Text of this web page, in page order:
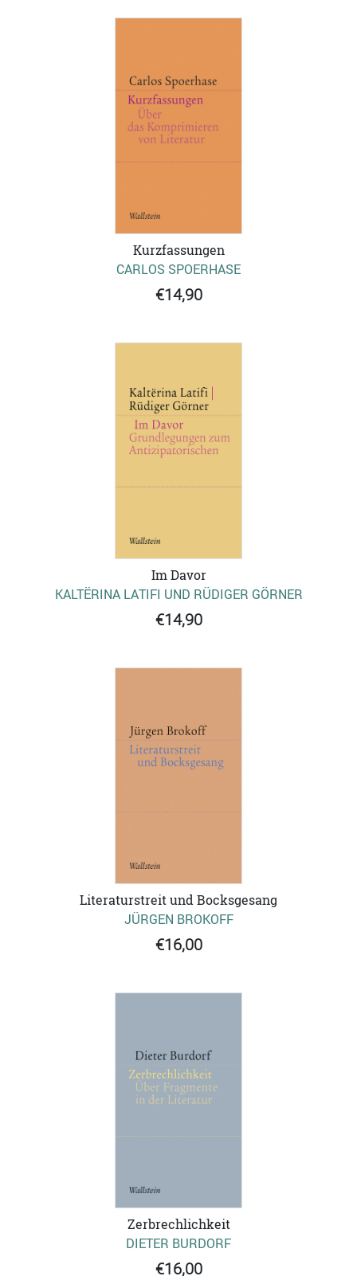
Kurzfassungen
CARLOS SPOERHASE
€14,90
Im Davor
KALTËRINA LATIFI UND RÜDIGER GÖRNER
€14,90
Literaturstreit und Bocksgesang
JÜRGEN BROKOFF
€16,00
Zerbrechlichkeit
DIETER BURDORF
€16,00